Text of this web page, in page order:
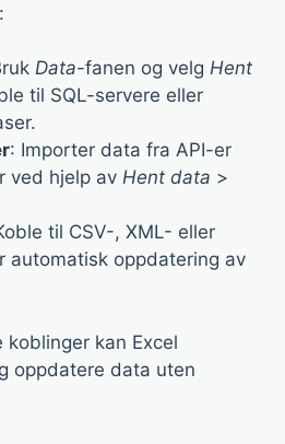
Data-fanen og velg Hent
til SQL-servere eller
: Importer data fra API-er
ved hjelp av Hent data >
til CSV-, XML- eller
automatisk oppdatering av
kan Excel
oppdatere data uten